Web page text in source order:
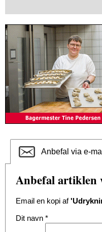
Anbefal via e-
Anbefal artiklen
Email en kopi af
Dit navn *